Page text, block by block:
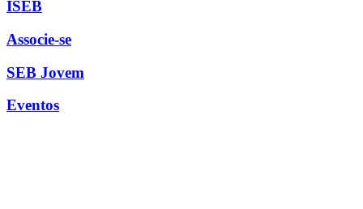
ISEB
Associe-se
SEB Jovem
Eventos